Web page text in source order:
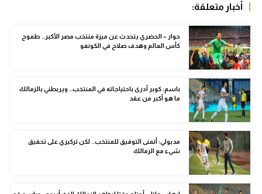
أقسام خاصة
Gamers
ميركاتو
تحقيق في الجول
تقرير في الجول
تحليل في الجول
حكايات في الجول
كويز في الجول
أخبار متعلقة:
حوار – الحضري يتحدث عن ميزة منتخب مصر الأكبر.. طموح
كأس العالم وهدف صلاح في الكونغو
باسم: كوبر أدرى باحتياجاته في المنتخب.. ويربطني بالزمالك
ما هو أكبر من عقد
مدبولي: أتمنى التوفيق للمنتخب.. لكن تركيزي على تحقيق
شيء مع الزمالك